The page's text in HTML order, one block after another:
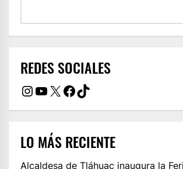
REDES SOCIALES
Instagram
YouTube
X Facebook
TikTok
LO MÁS RECIENTE
Alcaldesa de Tláhuac inaugura la